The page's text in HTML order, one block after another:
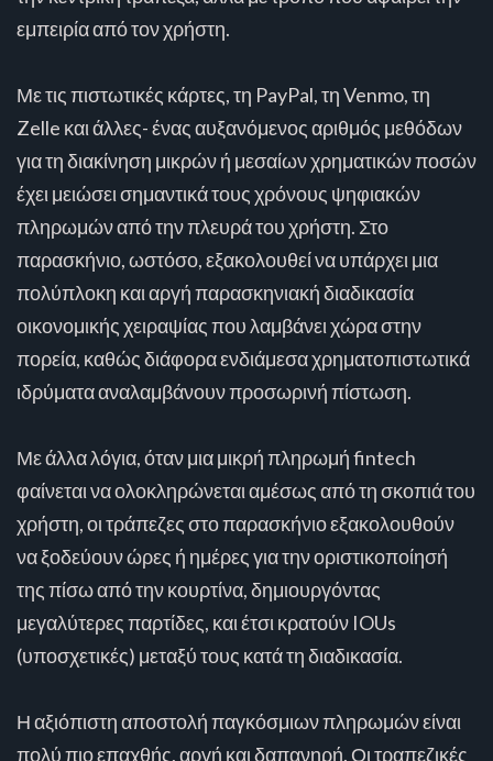
εμπειρία από τον χρήστη.
Με τις πιστωτικές κάρτες, τη PayPal, τη Venmo, τη
Zelle και άλλες- ένας αυξανόμενος αριθμός μεθόδων
για τη διακίνηση μικρών ή μεσαίων χρηματικών ποσών
έχει μειώσει σημαντικά τους χρόνους ψηφιακών
πληρωμών από την πλευρά του χρήστη. Στο
παρασκήνιο, ωστόσο, εξακολουθεί να υπάρχει μια
πολύπλοκη και αργή παρασκηνιακή διαδικασία
οικονομικής χειραψίας που λαμβάνει χώρα στην
πορεία, καθώς διάφορα ενδιάμεσα χρηματοπιστωτικά
ιδρύματα αναλαμβάνουν προσωρινή πίστωση.
Με άλλα λόγια, όταν μια μικρή πληρωμή fintech
φαίνεται να ολοκληρώνεται αμέσως από τη σκοπιά του
χρήστη, οι τράπεζες στο παρασκήνιο εξακολουθούν
να ξοδεύουν ώρες ή ημέρες για την οριστικοποίησή
της πίσω από την κουρτίνα, δημιουργόντας
μεγαλύτερες παρτίδες, και έτσι κρατούν IOUs
(υποσχετικές) μεταξύ τους κατά τη διαδικασία.
Η αξιόπιστη αποστολή παγκόσμιων πληρωμών είναι
πολύ πιο επαχθής, αργή και δαπανηρή. Οι τραπεζικές